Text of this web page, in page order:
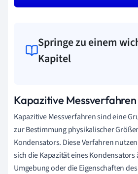
Springe zu einem
Kapitel
Kapazitive
Kapazitive Messverfahren sind eine
zur Bestimmung physikalischer
Kondensators. Diese Verfahren
sich die Kapazität eines
Umgebung oder die Eigenschaften